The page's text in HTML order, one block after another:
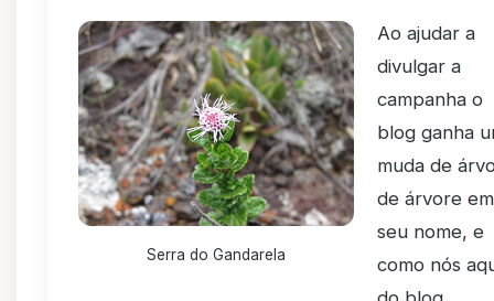
Serra do Gandarela
Ao ajudar a
divulgar a
campanha o
blog ganha
muda de
de árvore em
seu nome, e
como nós